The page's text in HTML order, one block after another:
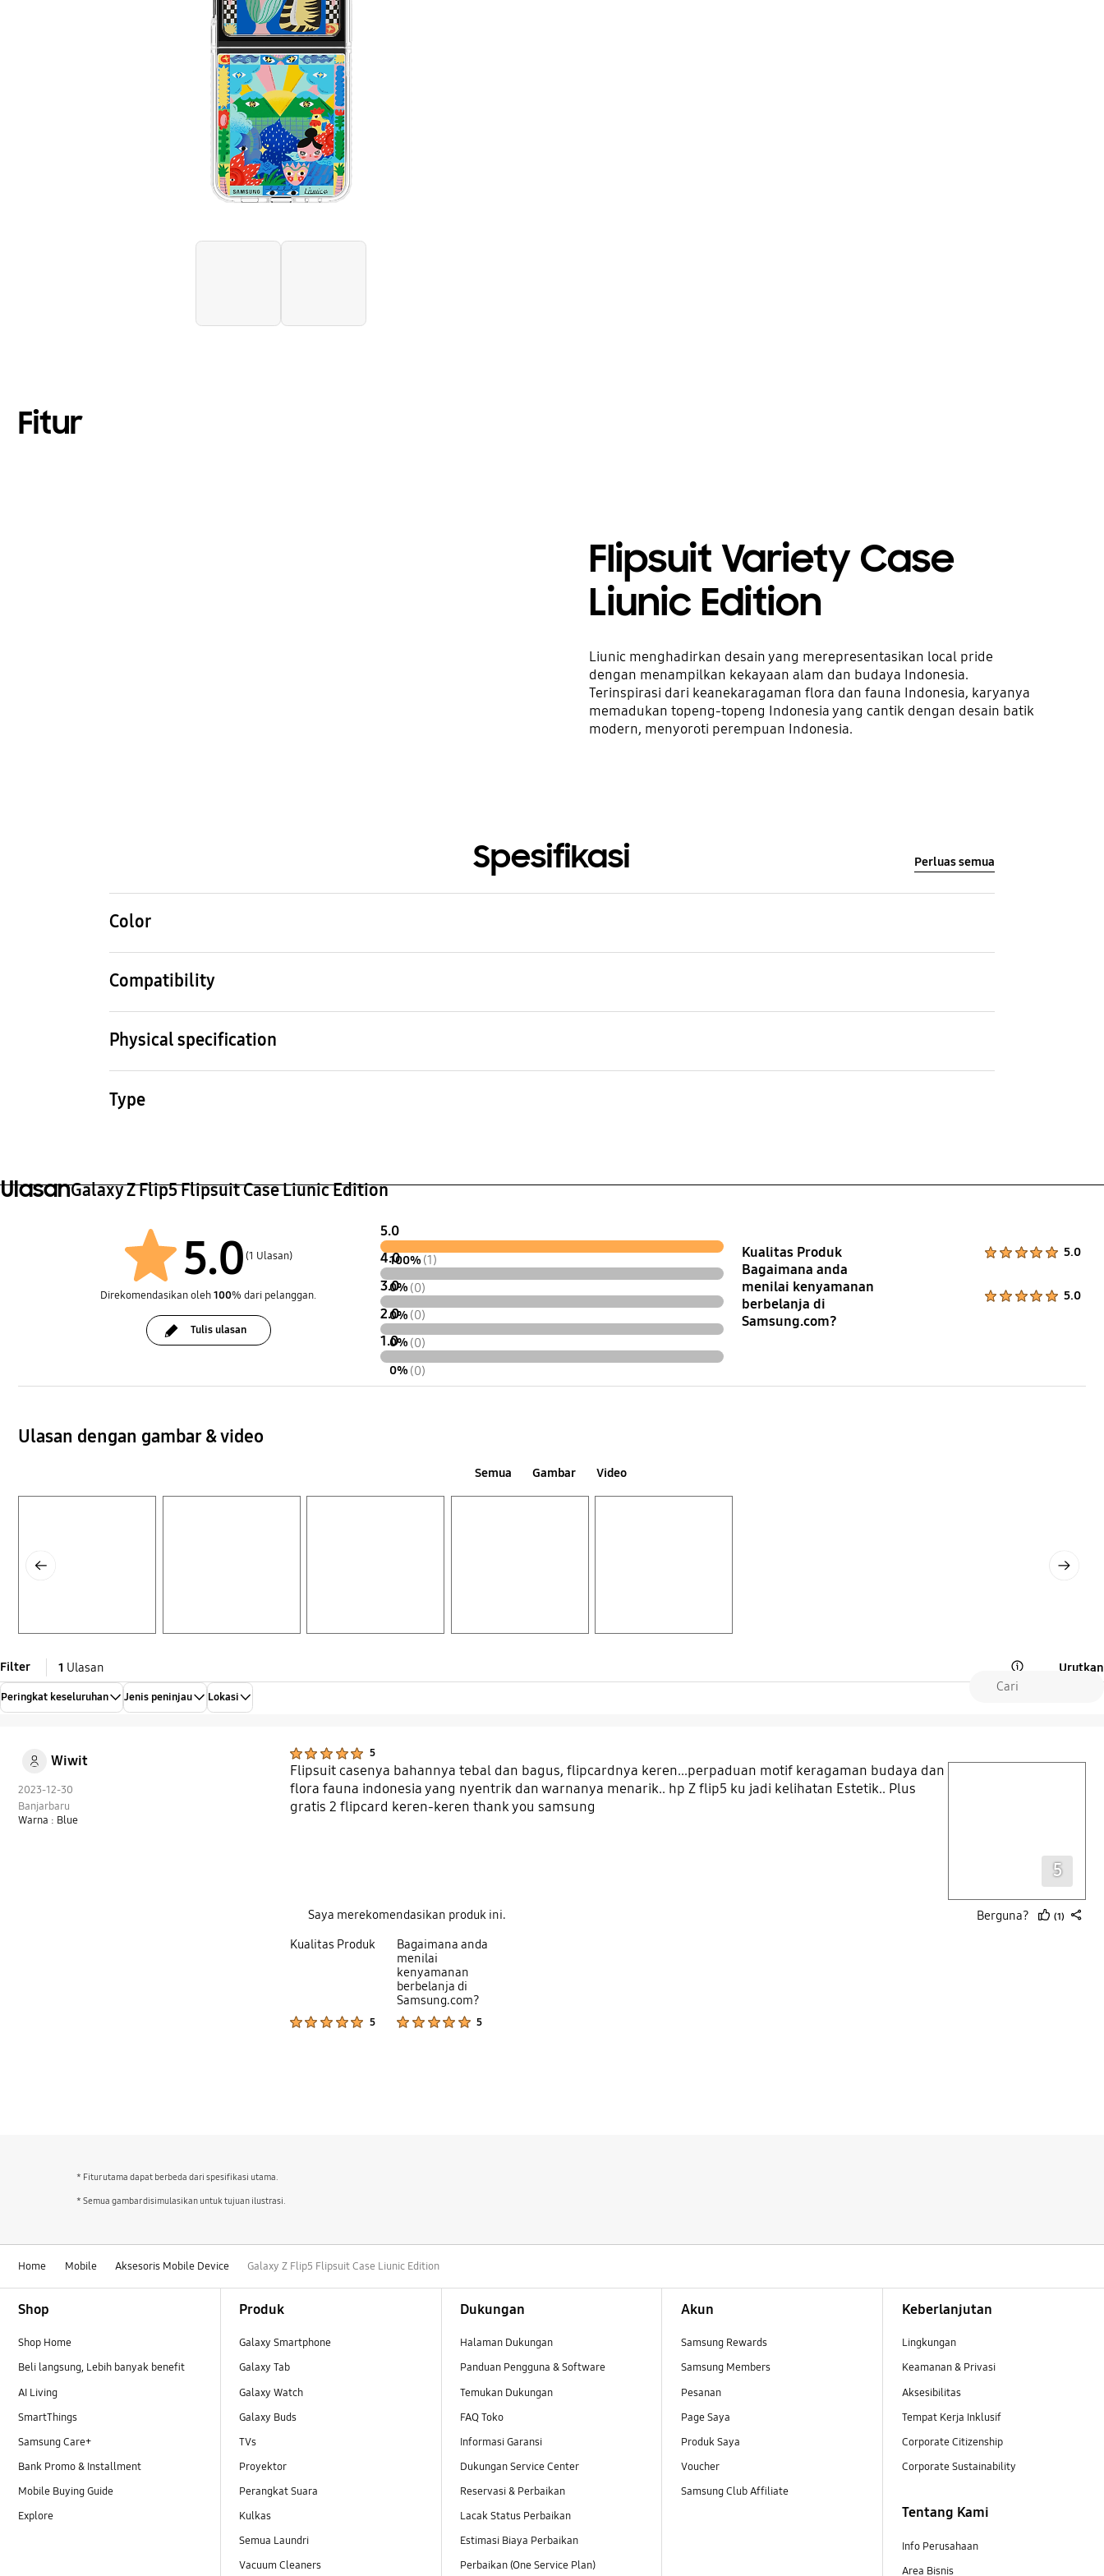
Fitur
Flipsuit Variety Case
Liunic Edition
Liunic menghadirkan desain yang merepresentasikan local pride
dengan menampilkan kekayaan alam dan budaya Indonesia.
Terinspirasi dari keanekaragaman flora dan fauna Indonesia, karyanya
memadukan topeng-topeng Indonesia yang cantik dengan desain batik
modern, menyoroti perempuan Indonesia.
Spesifikasi Perluas semua
Color
Compatibility
Galaxy Z Flip5
Physical specification
Type
UlasanGalaxy Z Flip5 Flipsuit Case Liunic Edition
5.0(1 Ulasan)
Direkomendasikan oleh100% dari pelanggan.
Tulis ulasan
5.0
100% (1)
4.0
0% (0)
3.0
0% (0)
2.0
0% (0)
1.0
0% (0)
Kualitas Produk 5.0
Bagaimana anda
menilai kenyamanan
berbelanja di
Samsung.com?
5.0
Ulasan dengan gambar & video
Semua Gambar Video
Filter 1 Ulasan Urutkan
Peringkat keseluruhan Jenis peninjau Lokasi
Wiwit
2023-12-30
Banjarbaru
Warna : Blue
5
Flipsuit casenya bahannya tebal dan bagus, flipcardnya keren...perpaduan motif keragaman budaya dan
flora fauna indonesia yang nyentrik dan warnanya menarik.. hp Z flip5 ku jadi kelihatan Estetik.. Plus
gratis 2 flipcard keren-keren thank you samsung
5
Saya merekomendasikan produk ini. Berguna?
(1)
Kualitas Produk
5
Bagaimana anda
menilai
kenyamanan
berbelanja di
Samsung.com?
5
* Fitur utama dapat berbeda dari spesifikasi utama.
* Semua gambar disimulasikan untuk tujuan ilustrasi.
Home Mobile Aksesoris Mobile Device Galaxy Z Flip5 Flipsuit Case Liunic Edition
Shop
Shop Home
Beli langsung, Lebih banyak benefit
AI Living
SmartThings
Samsung Care+
Bank Promo & Installment
Mobile Buying Guide
Explore
Produk
Galaxy Smartphone
Galaxy Tab
Galaxy Watch
Galaxy Buds
TVs
Proyektor
Perangkat Suara
Kulkas
Semua Laundri
Vacuum Cleaners
Dukungan
Halaman Dukungan
Panduan Pengguna & Software
Temukan Dukungan
FAQ Toko
Informasi Garansi
Dukungan Service Center
Reservasi & Perbaikan
Lacak Status Perbaikan
Estimasi Biaya Perbaikan
Perbaikan (One Service Plan)
Akun
Samsung Rewards
Samsung Members
Pesanan
Page Saya
Produk Saya
Voucher
Samsung Club Affiliate
Keberlanjutan
Lingkungan
Keamanan & Privasi
Aksesibilitas
Tempat Kerja Inklusif
Corporate Citizenship
Corporate Sustainability
Tentang Kami
Info Perusahaan
Area Bisnis